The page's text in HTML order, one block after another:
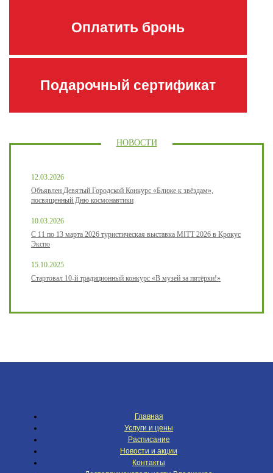
Оплатить бронь
Подарочный сертификат
НОВОСТИ
12.03.2026
Объявлен Девятый Городской Конкурс «Ближе к звёздам»,
посвященный Дню космонавтики
10.03.2026
С 11 по 13 марта 2026 туристическая выставка MITT 2026 в Крокус
Экспо
15.10.2025
Стартовал 10-й традиционный конкурс «В музей за пятёрки!»
Главная
Услуги и цены
Расписание
Новости и акции
Контакты